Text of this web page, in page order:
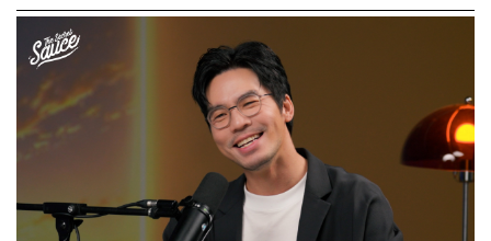
ผู้กำกับพัคชานอุค เล่าให้ฟังถึงวันแรกที่ได้พบกับคิมแทรี ซึ่ง
เป็นความรู้สึกแบบเดียวกับตอนที่เขาได้พบ คังฮเยจอง นัก
แสดงสาวที่แจ้งเกิดจากภาพยนตร์Oldboy
เช่นกัน
“ตอนที่ออดิชัน มีนักแสดงที่โดดเด่นอยู่หลายคนเลยครับ และ
ค่อนข้างยากมากๆ ในการตัดสินใจ ส่วนตัวแล้วมันจะไม่ค่อย
ดีนักถ้าเราวางภาพหรือนักแสดงที่ต้องการไว้ในใจล่วงหน้า